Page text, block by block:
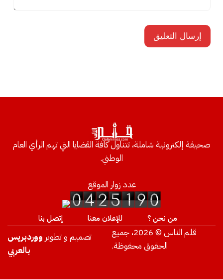
صحيفة إلكترونية شاملة، تتناول كافة القضايا التي تهم الرأي العام
الوطني.
عدد زوار الموقع
من نحن ؟ للإعلان معنا إتصل بنا
قلم الناس © 2026، جميع
الحقوق محفوظة.
تصميم و تطوير ووردبريس
بالعربي